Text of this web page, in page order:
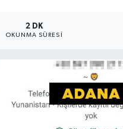
2 DK
OKUNMA SÜRESI